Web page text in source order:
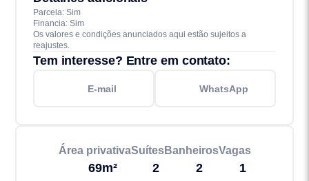
Parcela: Sim
Financia: Sim
Os valores e condições anunciados aqui estão sujeitos a
reajustes.
Tem interesse? Entre em contato:
E-mail WhatsApp
Área privativa
69m²
Suítes
2
Banheiros
2
Vagas
1